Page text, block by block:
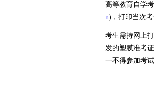
高等教育自学
n)，打印当次
考生需持网上
发的塑膜准考
一不得参加考